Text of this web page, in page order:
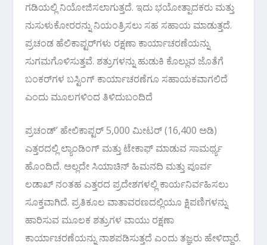
ಗಡಿಯಲ್ಲಿ ನಿಯೋಜಿಸಲಾಗುತ್ತದೆ. ಇದು ಭಯೋತ್ಪಾದಕರು ಮತ್ತು
ನುಸುಳುಕೋರರನ್ನು ನಿಯಂತ್ರಿಸಲು ಸಹ ಸಹಾಯ ಮಾಡುತ್ತದೆ.
ಪ್ರಚಂಡ ಹೆಲಿಕಾಪ್ಟರ್‌ಗಳು ರಕ್ಷಣಾ ಕಾರ್ಯಾಚರಣೆಯನ್ನು
ಸುಗಮಗೊಳಿಸುತ್ತವೆ. ಶತ್ರುಗಳನ್ನು ಹುಡುಕಿ ಕೊಲ್ಲುವ ಜೊತೆಗೆ
ಬಂಕರ್‌ಗಳ ಬಸ್ಟಿಂಗ್‌ ಕಾರ್ಯಾಚರಣೆಗೂ ಸಹಾಯಕವಾಗಲಿದೆ
ಎಂದು ಮೂಲಗಳಿಂದ ತಿಳಿದುಬಂದಿದೆ
ಪ್ರಚಂಡ್‌ʼ ಹೇಲಿಕಾಪ್ಟರ್‌ 5,000 ಮೀಟರ್ (16,400 ಅಡಿ)
ಎತ್ತರದಲ್ಲಿ ಲ್ಯಾಂಡಿಂಗ್‌ ಮತ್ತು ಟೇಕಾಫ್‌ ಮಾಡುವ ಸಾಮರ್ಥ್ಯ
ಹೊಂದಿದೆ. ಅಲ್ಲದೇ ಸಿಯಾಚಿನ್ ಹಿಮನದಿ ಮತ್ತು ಪೂರ್ವ
ಲಡಾಖ್‌ ನಂತಹ ಎತ್ತರದ ಪ್ರದೇಶಗಳಲ್ಲಿ ಕಾರ್ಯನಿರ್ವಹಿಸಲು
ಸೂಕ್ತವಾಗಿದೆ. ಪ್ರತಿಕೂಲ ವಾತಾವರಣದಲ್ಲಿಯೂ ಕ್ಷಿಪಣಿಗಳನ್ನು
ಹಾರಿಸುವ ಮೂಲಕ ಶತ್ರುಗಳ ವಾಯು ರಕ್ಷಣಾ
ಕಾರ್ಯಾಚರಣೆಯನ್ನು ನಾಶಪಡಿಸುತ್ತದೆ ಎಂದು ತಜ್ಞರು ಹೇಳಿದ್ದಾರೆ.